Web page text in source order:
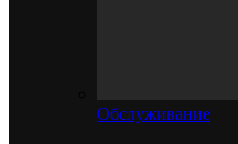
Обслуживание